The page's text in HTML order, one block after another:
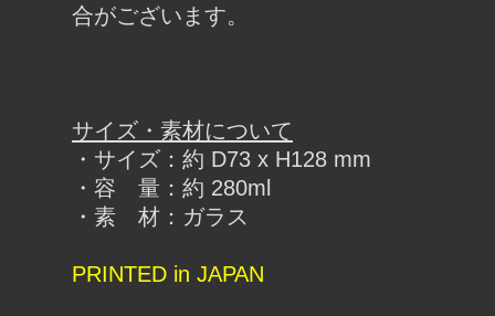
合がございます。
サイズ・素材について
・サイズ：約 D73 x H128 mm
・容 量：約 280ml
・素 材：ガラス
PRINTED in JAPAN